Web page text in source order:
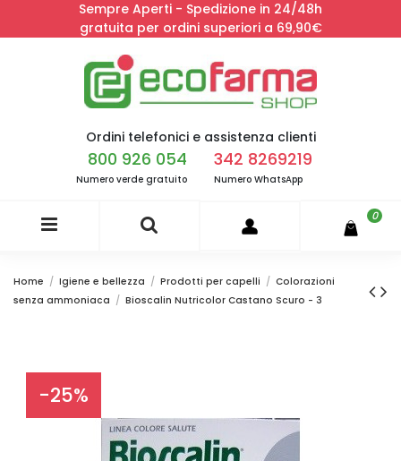
Sempre Aperti - Spedizione in 24/48h
gratuita per ordini superiori a 69,90€
Ordini telefonici e assistenza clienti
800 926 054
Numero verde gratuito
342 8269219
Numero WhatsApp
0
Home Igiene e bellezza Prodotti per capelli
Colorazioni
senza ammoniaca
Bioscalin Nutricolor Castano Scuro - 3
-25%